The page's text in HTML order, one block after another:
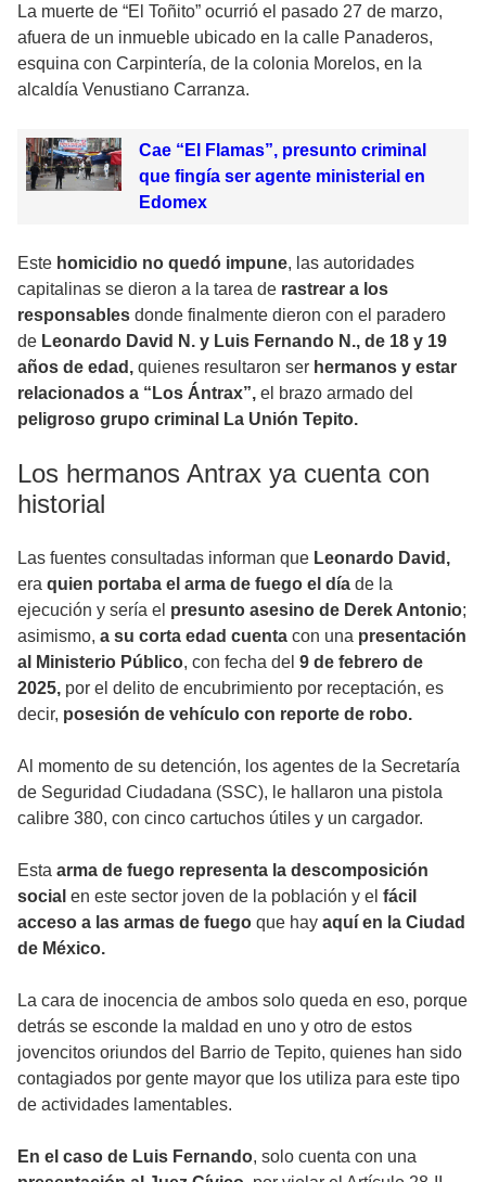
La muerte de “El Toñito” ocurrió el pasado 27 de marzo,
afuera de un inmueble ubicado en la calle Panaderos,
esquina con Carpintería, de la colonia Morelos, en la
alcaldía Venustiano Carranza.
Cae “El Flamas”, presunto criminal
que fingía ser agente ministerial en
Edomex
Este homicidio no quedó impune, las autoridades
capitalinas se dieron a la tarea de rastrear a los
responsables donde finalmente dieron con el paradero
de Leonardo David N. y Luis Fernando N., de 18 y 19
años de edad, quienes resultaron ser hermanos y estar
relacionados a “Los Ántrax”, el brazo armado del
peligroso grupo criminal La Unión Tepito.
Los hermanos Antrax ya cuenta con
historial
Las fuentes consultadas informan que Leonardo David,
era quien portaba el arma de fuego el día de la
ejecución y sería el presunto asesino de Derek Antonio;
asimismo, a su corta edad cuenta con una presentación
al Ministerio Público, con fecha del 9 de febrero de
2025, por el delito de encubrimiento por receptación, es
decir, posesión de vehículo con reporte de robo.
Al momento de su detención, los agentes de la Secretaría
de Seguridad Ciudadana (SSC), le hallaron una pistola
calibre 380, con cinco cartuchos útiles y un cargador.
Esta arma de fuego representa la descomposición
social en este sector joven de la población y el fácil
acceso a las armas de fuego que hay aquí en la Ciudad
de México.
La cara de inocencia de ambos solo queda en eso, porque
detrás se esconde la maldad en uno y otro de estos
jovencitos oriundos del Barrio de Tepito, quienes han sido
contagiados por gente mayor que los utiliza para este tipo
de actividades lamentables.
En el caso de Luis Fernando, solo cuenta con una